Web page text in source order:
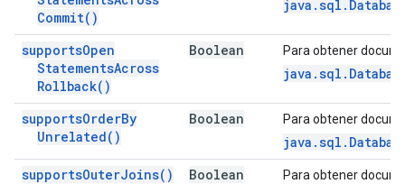
Commit( )
supportsOpen
StatementsAcross
Rollback( )
Boolean Para obtener
supportsOrderBy
Unrelated( )
Boolean Para obtener
supportsOuterJoins( ) Boolean Para obtener